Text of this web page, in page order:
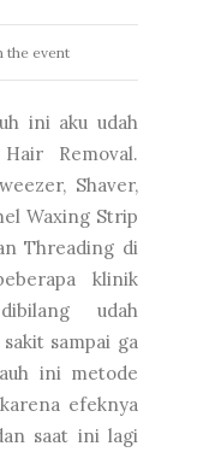
the event
ini aku udah
Removal.
Shaver,
Waxing Strip
Threading di
klinik
udah
sampai ga
ini metode
efeknya
saat ini lagi